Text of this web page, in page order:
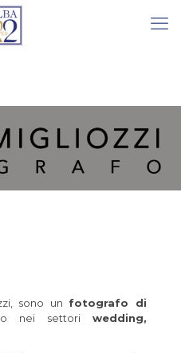
sono un fotografo di
nei settori wedding,